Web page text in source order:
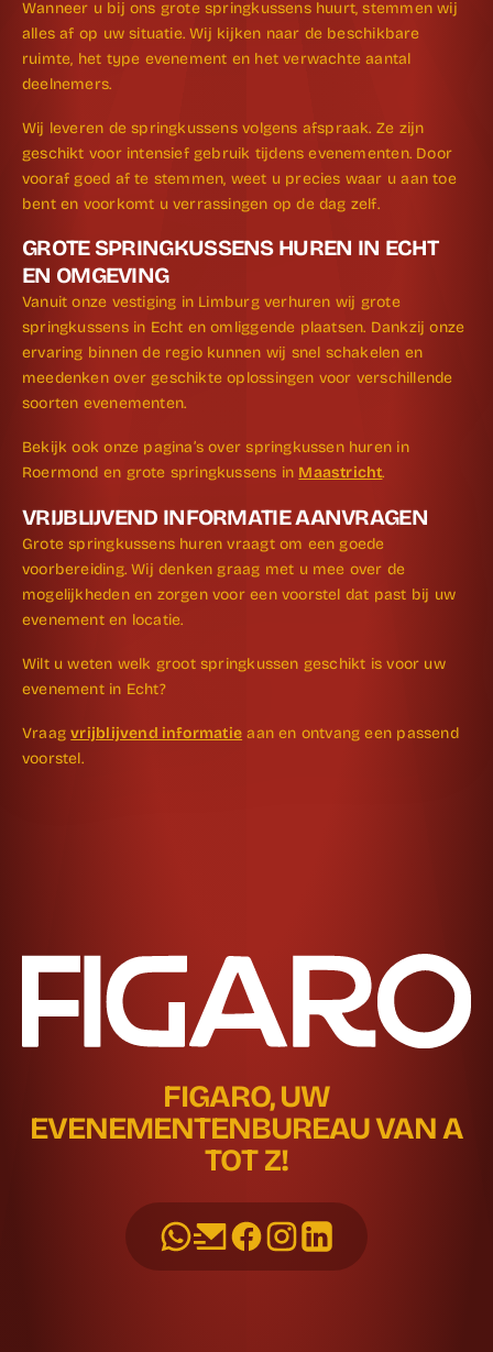
Wanneer u bij ons grote springkussens huurt, stemmen wij
alles af op uw situatie. Wij kijken naar de beschikbare
ruimte, het type evenement en het verwachte aantal
deelnemers.
Wij leveren de springkussens volgens afspraak. Ze zijn
geschikt voor intensief gebruik tijdens evenementen. Door
vooraf goed af te stemmen, weet u precies waar u aan toe
bent en voorkomt u verrassingen op de dag zelf.
GROTE SPRINGKUSSENS HUREN IN ECHT
EN OMGEVING
Vanuit onze vestiging in Limburg verhuren wij grote
springkussens in Echt en omliggende plaatsen. Dankzij onze
ervaring binnen de regio kunnen wij snel schakelen en
meedenken over geschikte oplossingen voor verschillende
soorten evenementen.
Bekijk ook onze pagina’s over springkussen huren in
Roermond en grote springkussens in Maastricht.
VRIJBLIJVEND INFORMATIE AANVRAGEN
Grote springkussens huren vraagt om een goede
voorbereiding. Wij denken graag met u mee over de
mogelijkheden en zorgen voor een voorstel dat past bij uw
evenement en locatie.
Wilt u weten welk groot springkussen geschikt is voor uw
evenement in Echt?
Vraagvrijblijvend informatie aan en ontvang een passend
voorstel.
FIGARO, UW
EVENEMENTENBUREAU VAN A
TOT Z!